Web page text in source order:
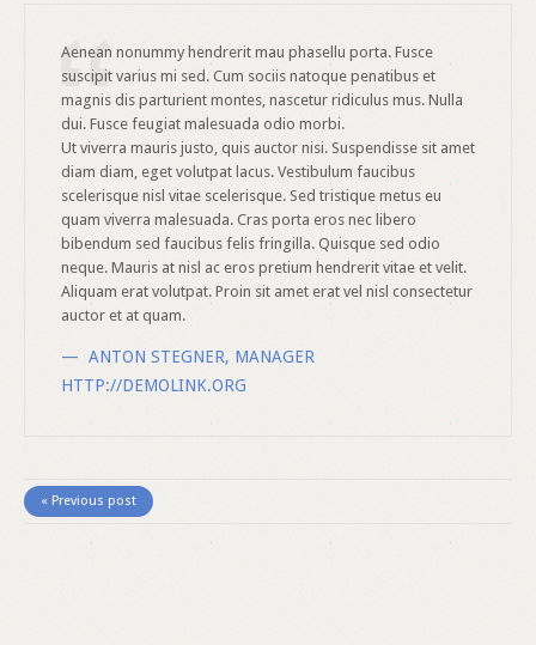
Aenean nonummy hendrerit mau phasellu porta. Fusce
suscipit varius mi sed. Cum sociis natoque penatibus et
magnis dis parturient montes, nascetur ridiculus mus. Nulla
dui. Fusce feugiat malesuada odio morbi.
Ut viverra mauris justo, quis auctor nisi. Suspendisse sit amet
diam diam, eget volutpat lacus. Vestibulum faucibus
scelerisque nisl vitae scelerisque. Sed tristique metus eu
quam viverra malesuada. Cras porta eros nec libero
bibendum sed faucibus felis fringilla. Quisque sed odio
neque. Mauris at nisl ac eros pretium hendrerit vitae et velit.
Aliquam erat volutpat. Proin sit amet erat vel nisl consectetur
auctor et at quam.
ANTON STEGNER, MANAGER
HTTP://DEMOLINK.ORG
« Previous post